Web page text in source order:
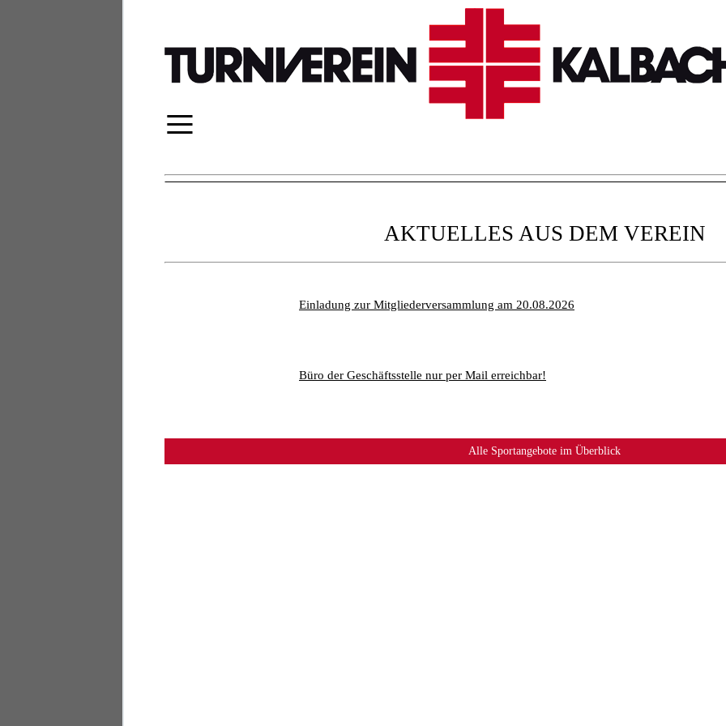
≡
AKTUELLES AUS DEM VEREIN
Einladung zur Mitgliederversammlung am 20.08.2026
Büro der Geschäftsstelle nur per Mail erreichbar!